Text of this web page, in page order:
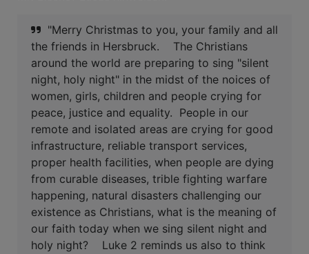
"Merry Christmas to you, your family and all
the friends in Hersbruck.
The Christians
around the world are preparing to sing "silent
night, holy night" in the midst of the noices of
women, girls, children and people crying for
peace, justice and equality. People in our
remote and isolated areas are crying for good
infrastructure, reliable transport services,
proper health facilities, when people are dying
from curable diseases, trible fighting warfare
happening, natural disasters challenging our
existence as Christians, what is the meaning of
our faith today when we sing silent night and
holy night?
Luke 2 reminds us also to think